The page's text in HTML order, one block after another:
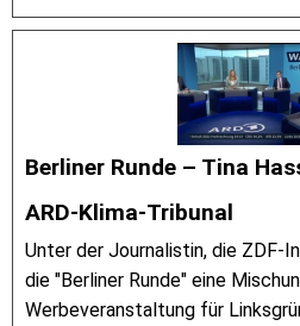
Berliner Runde – Tina
ARD-Klima-Tribunal
Unter der Journalistin, die ZDF-
die "Berliner Runde" eine
Werbeveranstaltung für